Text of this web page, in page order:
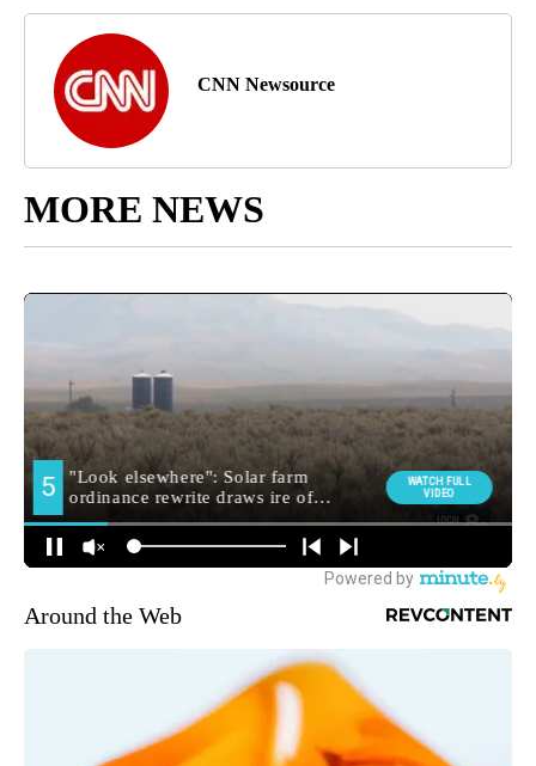
CNN Newsource
MORE NEWS
Around the Web